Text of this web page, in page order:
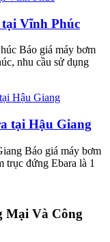
Vĩnh Phúc
Báo giá máy bơm
nhu cầu sử dụng
tại Hậu Giang
Báo giá máy bơm
trục đứng Ebara là 1
Mại Và Công